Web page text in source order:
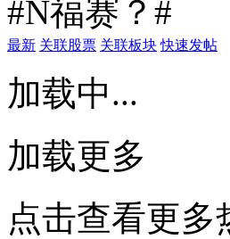
#N福赛？#
最新 关联股票 关联板块 快速发帖
加载中...
加载更多
点击查看更多